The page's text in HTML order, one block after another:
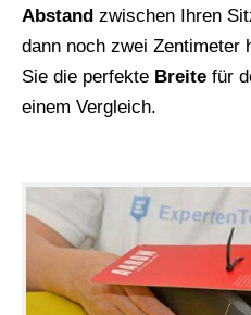
Abstand zwischen Ihren
dann noch zwei Zentimeter
Sie die perfekte Breite für
einem Vergleich.